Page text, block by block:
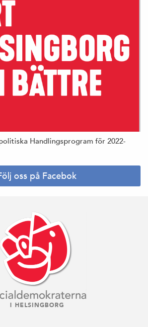
Handlingsprogram för 2022-
oss på Facebok
I HELSINGBORG